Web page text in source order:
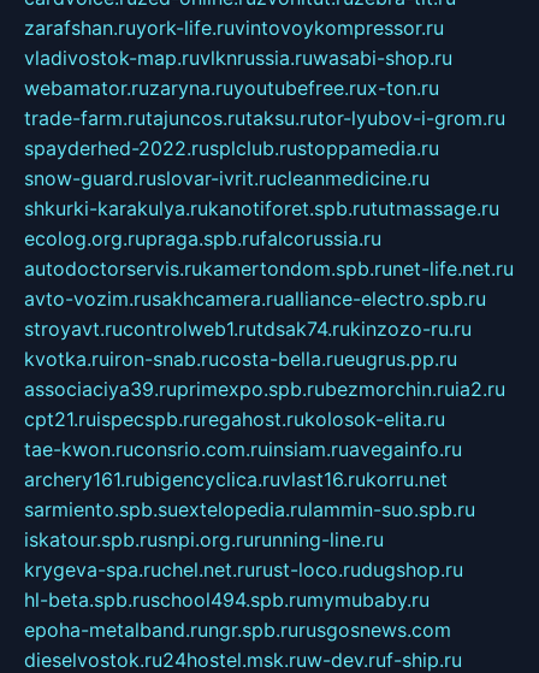
zarafshan.ruyork-life.ruvintovoykompressor.ru
vladivostok-map.ruvlknrussia.ruwasabi-shop.ru
webamator.ruzaryna.ruyoutubefree.rux-ton.ru
trade-farm.rutajuncos.rutaksu.rutor-lyubov-i-grom.ru
spayderhed-2022.rusplclub.rustoppamedia.ru
snow-guard.ruslovar-ivrit.rucleanmedicine.ru
shkurki-karakulya.rukanotiforet.spb.rututmassage.ru
ecolog.org.rupraga.spb.rufalcorussia.ru
autodoctorservis.rukamertondom.spb.runet-life.net.ru
avto-vozim.rusakhcamera.rualliance-electro.spb.ru
stroyavt.rucontrolweb1.rutdsak74.rukinzozo-ru.ru
kvotka.ruiron-snab.rucosta-bella.rueugrus.pp.ru
associaciya39.ruprimexpo.spb.rubezmorchin.ruia2.ru
cpt21.ruispecspb.ruregahost.rukolosok-elita.ru
tae-kwon.ruconsrio.com.ruinsiam.ruavegainfo.ru
archery161.rubigencyclica.ruvlast16.rukorru.net
sarmiento.spb.suextelopedia.rulammin-suo.spb.ru
iskatour.spb.rusnpi.org.rurunning-line.ru
krygeva-spa.ruchel.net.rurust-loco.rudugshop.ru
hl-beta.spb.ruschool494.spb.rumymubaby.ru
epoha-metalband.rungr.spb.rurusgosnews.com
dieselvostok.ru24hostel.msk.ruw-dev.ruf-ship.ru